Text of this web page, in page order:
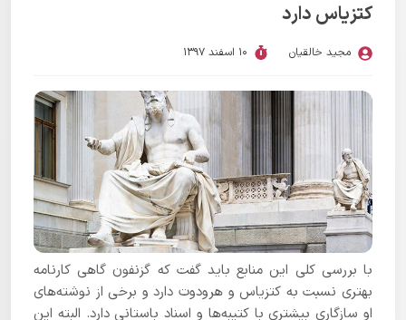
کتزیاس دارد
مجید خالقیان 10 اسفند 1397
با بررسی کلی این منابع باید گفت که گزنفون گاهی کارنامه
بهتری نسبت به کتزیاس و هرودوت دارد و برخی از نوشته‌های
او سازگاری بیشتری با کتیبه‌ها و اسناد باستانی دارد. البته این